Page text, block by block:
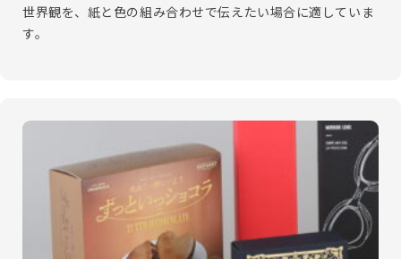
世界観を、紙と色の組み合わせで伝えたい場合に適していま
す。